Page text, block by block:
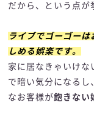
だから、という点が
ライブでゴーゴー
しめる娯楽です。
家に居なきゃいけな
で暗い気分になるし
なお客様が飽きない